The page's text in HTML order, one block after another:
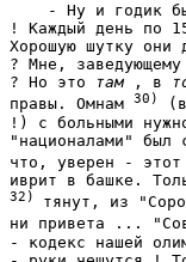
- Ну и годик был
! Каждый день по
Хорошую шутку они
? Мне,
? Но это там , в
правы. Омнам 30)
!) с больными
"националами" был
что, уверен -
32) тянут, из
ни привета ...
- кодекс нашей